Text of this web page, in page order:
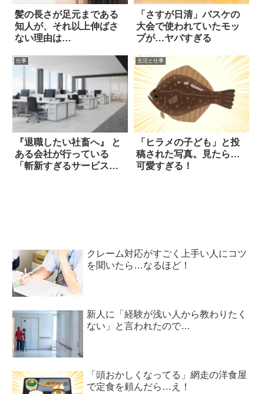
髪の長さが足元まである
知人が、それ以上伸ばさ
ない理由は…
「さすが日清」バスケの
大会で使われていたモッ
プが…ヤバすぎる
仕事
『退職したい社畜へ』 と
ある会社が行っている
「斬新すぎるサービス」
生活と仕事
「ヒラメの子ども」と投
稿された写真。見たら…
可愛すぎる！
クレーム対応がすごく上手い人にコツ
を聞いたら…なるほど！
新人に「経験が浅い人から教わりたく
ない」と言われたので…
「頭おかしくなってる」網走の洋食屋
で定食を頼んだら…え！